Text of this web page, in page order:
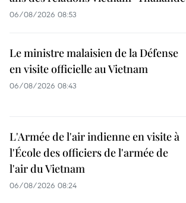
06/08/2026 08:53
Le ministre malaisien de la Défense
en visite officielle au Vietnam
06/08/2026 08:43
L'Armée de l'air indienne en visite à
l'École des officiers de l'armée de
l'air du Vietnam
06/08/2026 08:24